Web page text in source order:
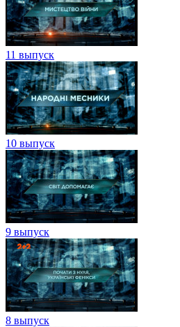
11 выпуск
10 выпуск
9 выпуск
8 выпуск